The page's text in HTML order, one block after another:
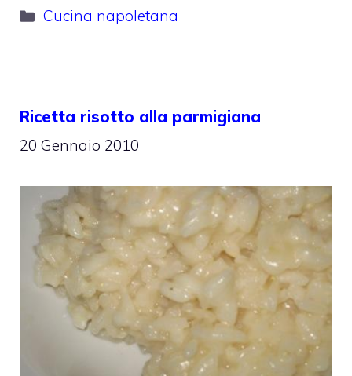
Categorie
Cucina napoletana
Ricetta risotto alla parmigiana
20 Gennaio 2010